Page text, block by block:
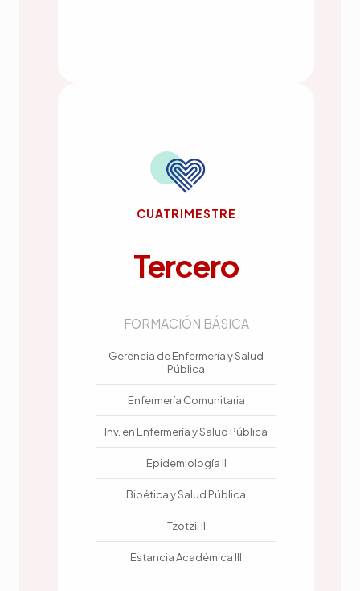
CUATRIMESTRE
Tercero
FORMACIÓN BÁSICA
Gerencia de Enfermería y Salud
Pública
Enfermería Comunitaria
Inv. en Enfermería y Salud Pública
Epidemiología II
Bioética y Salud Pública
Tzotzil II
Estancia Académica III